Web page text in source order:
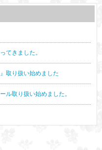
てきました。
取り扱い始めました
ル取り扱い始めました。